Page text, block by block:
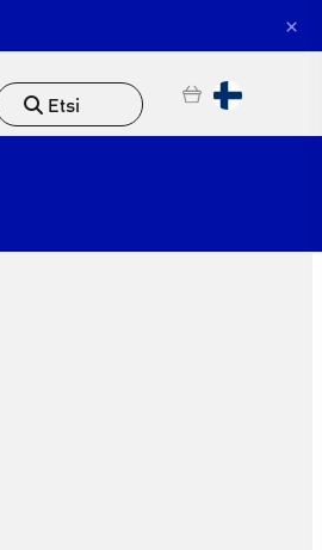
×
Etsi